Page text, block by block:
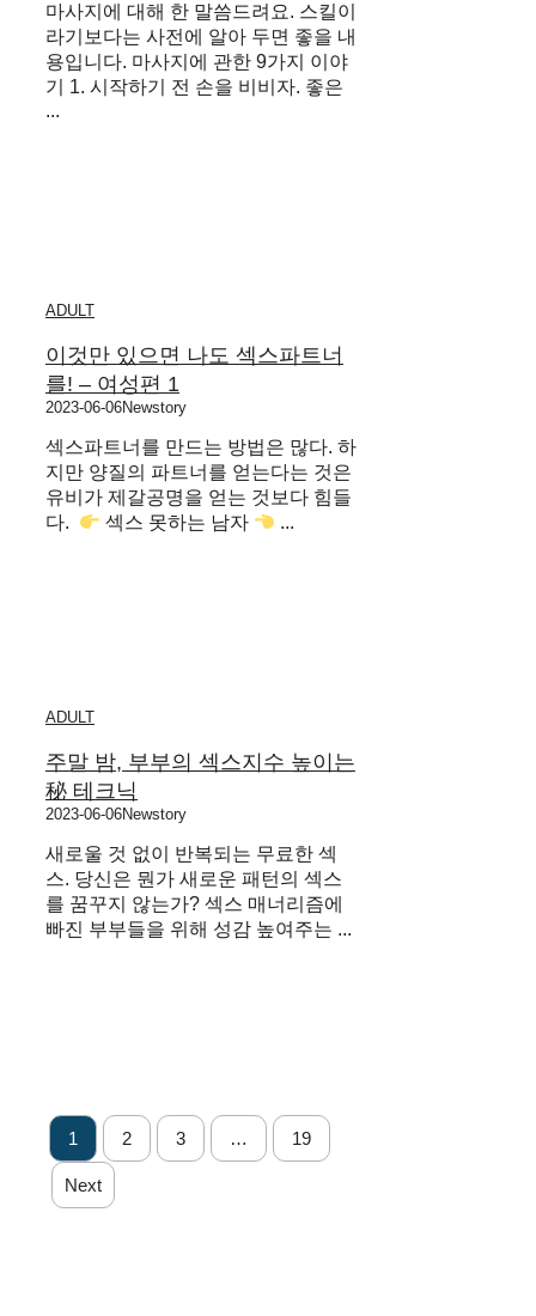
마사지에 대해 한 말씀드려요. 스킬이
라기보다는 사전에 알아 두면 좋을 내
용입니다. 마사지에 관한 9가지 이야
기 1. 시작하기 전 손을 비비자. 좋은
...
ADULT
이것만 있으면 나도 섹스파트너
를! – 여성편 1
2023-06-06Newstory
섹스파트너를 만드는 방법은 많다. 하
지만 양질의 파트너를 얻는다는 것은
유비가 제갈공명을 얻는 것보다 힘들
다. ​ ​
섹스 못하는 남자 ...
ADULT
주말 밤, 부부의 섹스지수 높이는
秘 테크닉
2023-06-06Newstory
새로울 것 없이 반복되는 무료한 섹
스. 당신은 뭔가 새로운 패턴의 섹스
를 꿈꾸지 않는가? 섹스 매너리즘에
빠진 부부들을 위해 성감 높여주는 ...
1 2 3 … 19
Next